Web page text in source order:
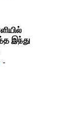
இந்து
-